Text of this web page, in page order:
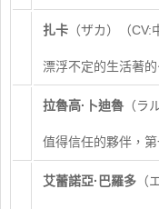
扎卡 （ザカ）（CV:
漂浮不定的生活著
拉魯高·卜迪魯 （ラ
值得信任的夥伴，
​艾蕾諾亞·巴羅多 （